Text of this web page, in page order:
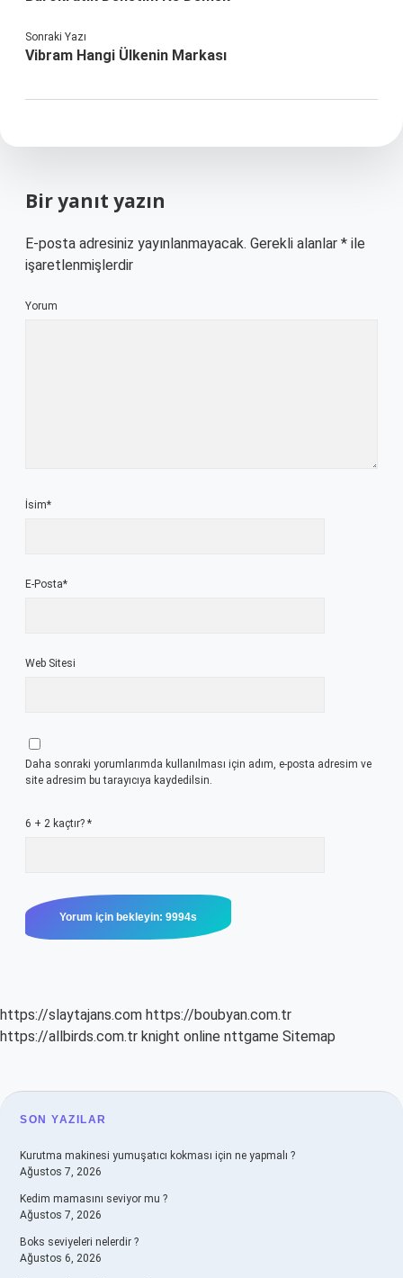
Sonraki Yazı
Vibram Hangi Ülkenin Markası
Bir yanıt yazın
E-posta adresiniz yayınlanmayacak. Gerekli alanlar * ile
işaretlenmişlerdir
Yorum
İsim*
E-Posta*
Web Sitesi
Daha sonraki yorumlarımda kullanılması için adım, e-posta adresim ve
site adresim bu tarayıcıya kaydedilsin.
6 + 2 kaçtır? *
https://slaytajans.com https://boubyan.com.tr
https://allbirds.com.tr knight online nttgame Sitemap
SIDEBAR
SON YAZILAR
Kurutma makinesi yumuşatıcı kokması için ne yapmalı ?
Ağustos 7, 2026
Kedim mamasını seviyor mu ?
Ağustos 7, 2026
Boks seviyeleri nelerdir ?
Ağustos 6, 2026